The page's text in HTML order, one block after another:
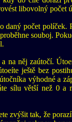
libovolný počet
daný počet
souboj.
na něj zaútočí.
ještě bez
výhodné a
sílu větší než 0 a
zvýšit tak, že